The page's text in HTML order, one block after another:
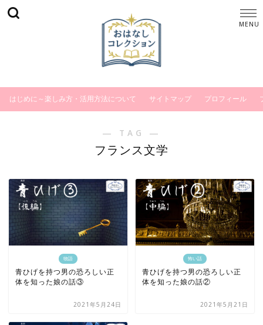
はじめに～楽しみ方・活用方法について サイトマップ プロフィール
― TAG ―
フランス文学
物語
青ひげを持つ男の恐ろしい正
体を知った娘の話③
2021年5月24日
怖い話
青ひげを持つ男の恐ろしい正
体を知った娘の話②
2021年5月21日